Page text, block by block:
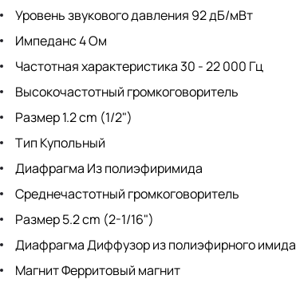
Уровень звукового давления 92 дБ/мВт
Импеданс 4 Ом
Частотная характеристика 30 - 22 000 Гц
Высокочастотный громкоговоритель
Размер 1.2 cm (1/2")
Тип Купольный
Диафрагма Из полиэфиримида
Среднечастотный громкоговоритель
Размер 5.2 cm (2-1/16")
Диафрагма Диффузор из полиэфирного имида
Магнит Ферритовый магнит